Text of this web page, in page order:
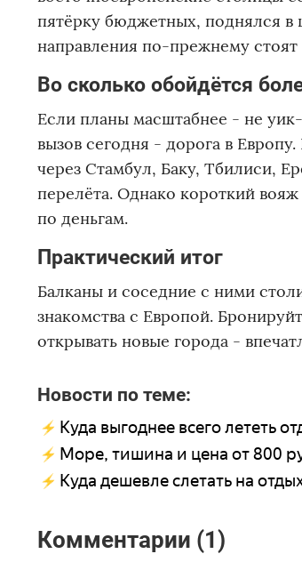
пятёрку бюджетных, поднялся в
направления по-прежнему
Во сколько обойдётся
Если планы масштабнее - не
вызов сегодня - дорога в
через Стамбул, Баку, Тбилиси,
перелёта. Однако короткий
по деньгам.
Практический итог
Балканы и соседние с ними
знакомства с Европой.
открывать новые города -
Новости по теме:
Куда выгоднее всего лететь
Море, тишина и цена от 800
Куда дешевле слетать на
Комментарии (1)